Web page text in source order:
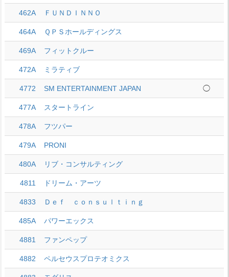
462A ＦＵＮＤＩＮＮＯ
464A ＱＰＳホールディングス
469A フィットクルー
472A ミラティブ
4772 SM ENTERTAINMENT JAPAN ◯
477A スタートライン
478A フツパー
479A PRONI
480A リブ・コンサルティング
4811 ドリーム・アーツ
4833 Ｄｅｆ ｃｏｎｓｕｌｔｉｎｇ
485A パワーエックス
4881 ファンペップ
4882 ペルセウスプロテオミクス